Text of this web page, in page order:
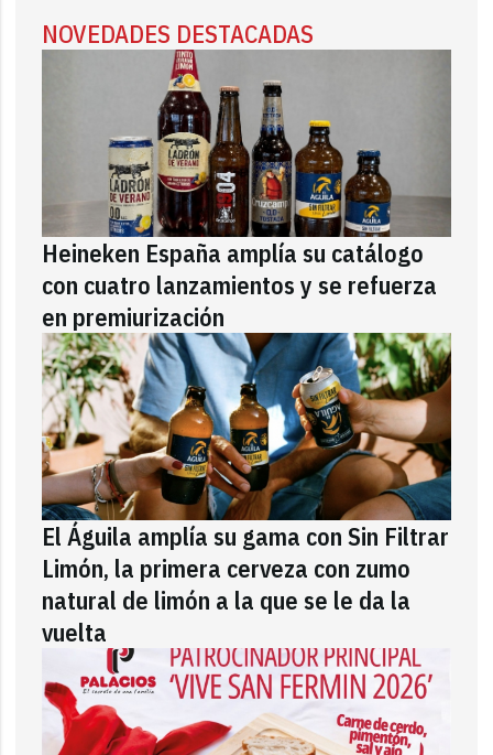
NOVEDADES DESTACADAS
Heineken España amplía su catálogo
con cuatro lanzamientos y se refuerza
en premiurización
El Águila amplía su gama con Sin Filtrar
Limón, la primera cerveza con zumo
natural de limón a la que se le da la
vuelta